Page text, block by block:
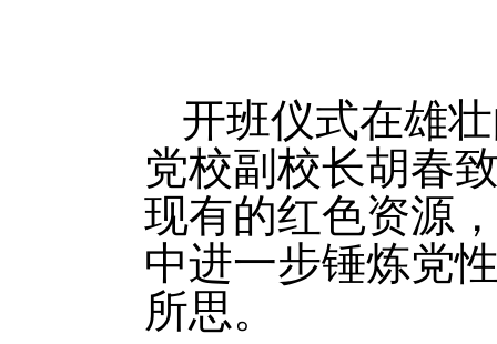
开班仪式在雄
党校副校长胡春
现有的红色资源
中进一步锤炼党
所思。